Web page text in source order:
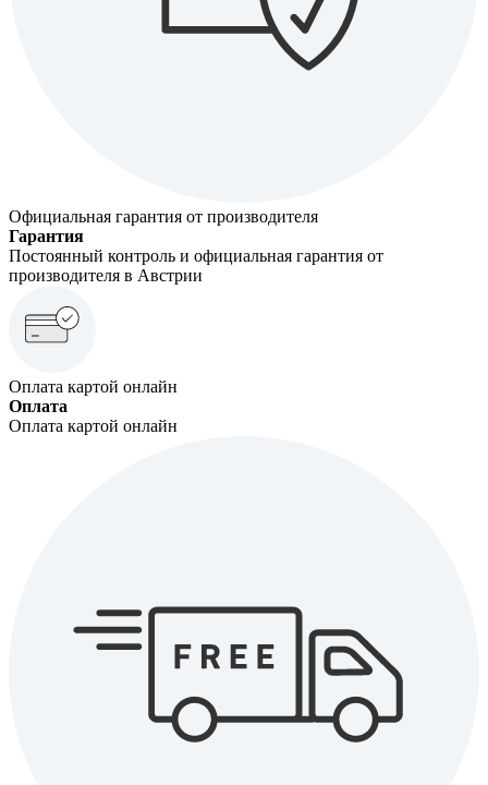
Официальная гарантия от производителя
Гарантия
Постоянный контроль и официальная гарантия от
производителя в Австрии
Оплата картой онлайн
Оплата
Оплата картой онлайн